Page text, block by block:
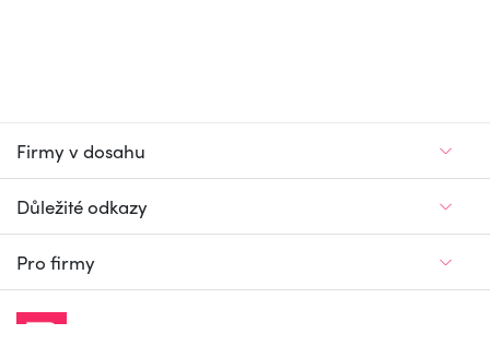
Firmy v dosahu
Důležité odkazy
Pro firmy